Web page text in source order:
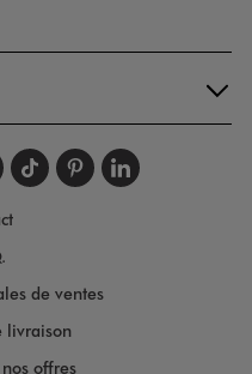
sur
nous sur
nous sur
nous
Suivez-nous
Suivez-
de ventes
livraison
offres